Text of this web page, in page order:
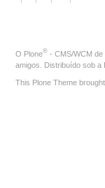
O Plone® - CMS/WCM de
amigos. Distribuído sob a
This Plone Theme